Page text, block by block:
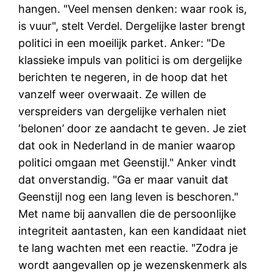
hangen. "Veel mensen denken: waar rook is,
is vuur", stelt Verdel. Dergelijke laster brengt
politici in een moeilijk parket. Anker: "De
klassieke impuls van politici is om dergelijke
berichten te negeren, in de hoop dat het
vanzelf weer overwaait. Ze willen de
verspreiders van dergelijke verhalen niet
‘belonen’ door ze aandacht te geven. Je ziet
dat ook in Nederland in de manier waarop
politici omgaan met Geenstijl." Anker vindt
dat onverstandig. "Ga er maar vanuit dat
Geenstijl nog een lang leven is beschoren."
Met name bij aanvallen die de persoonlijke
integriteit aantasten, kan een kandidaat niet
te lang wachten met een reactie. "Zodra je
wordt aangevallen op je wezenskenmerk als